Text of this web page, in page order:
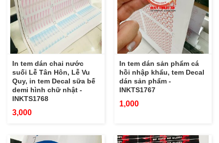
In tem dán chai nước
suối Lễ Tân Hôn, Lễ Vu
Quy, in tem Decal sữa bế
demi hình chữ nhật -
INKTS1768
3,000
In tem dán sản phẩm cá
hồi nhập khẩu, tem Decal
dán sản phẩm -
INKTS1767
1,000